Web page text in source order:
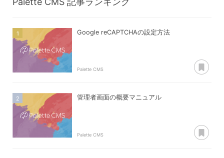
Google reCAPTCHAの設定方法
Palette CMS
管理者画面の概要マニュアル
Palette CMS